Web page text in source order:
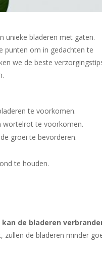
unieke bladeren met gaten.
punten om in gedachten te
we de beste
te voorkomen.
wortelrot te voorkomen.
groei te bevorderen.
te houden.
de bladeren
zullen de bladeren minder